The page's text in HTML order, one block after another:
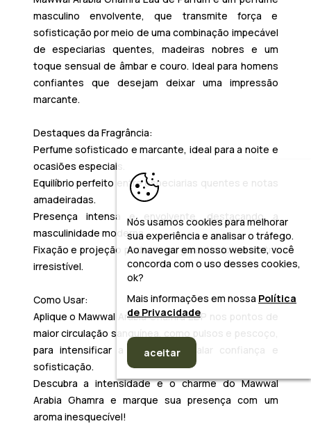
masculino envolvente, que transmite força e
sofisticação por meio de uma combinação impecável
de especiarias quentes, madeiras nobres e um
toque sensual de âmbar e couro. Ideal para homens
confiantes que desejam deixar uma impressão
marcante.
Destaques da Fragrância:
Perfume sofisticado e marcante, ideal para a noite e
ocasiões especiais.
Equilíbrio perfeito entre especiarias quentes e notas
amadeiradas.
Presença intensa e envolvente, destacando a
masculinidade moderna.
Fixação e projeção poderosas, garantindo um rastro
irresistível.
Como Usar:
Aplique oMawwal Arabia Ghamra EDP nos pontos de
maior circulação sanguínea, como pulsos e pescoço,
para intensificar a fixação e exalar confiança e
sofisticação.
Descubra a intensidade e o charme doMawwal
Arabia Ghamra e marque sua presença com um
aroma inesquecível!
Nós usamos cookies para melhorar
sua experiência e analisar o tráfego.
Ao navegar em nosso website, você
concorda com o uso desses cookies,
ok?
Mais informações em nossa Política
de Privacidade
aceitar